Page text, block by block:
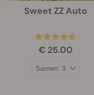
Sweet ZZ Auto
€ 25.00